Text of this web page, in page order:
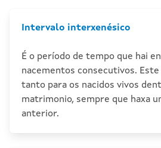
Intervalo interxenésico
É o período de tempo que hai
nacementos consecutivos.
tanto para os nacidos vivos
matrimonio, sempre que haxa
anterior.